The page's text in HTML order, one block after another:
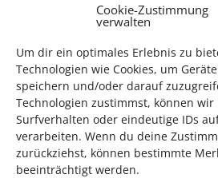
Cookie-Zustimmung
verwalten
Um dir ein optimales Erlebnis zu
Technologien wie Cookies, um
speichern und/oder darauf
Technologien zustimmst, können wir
Surfverhalten oder eindeutige IDs
verarbeiten. Wenn du deine
zurückziehst, können bestimmte
beeinträchtigt werden.
*KULTURTIPP SOMMERPAUSE: FESTIVAL